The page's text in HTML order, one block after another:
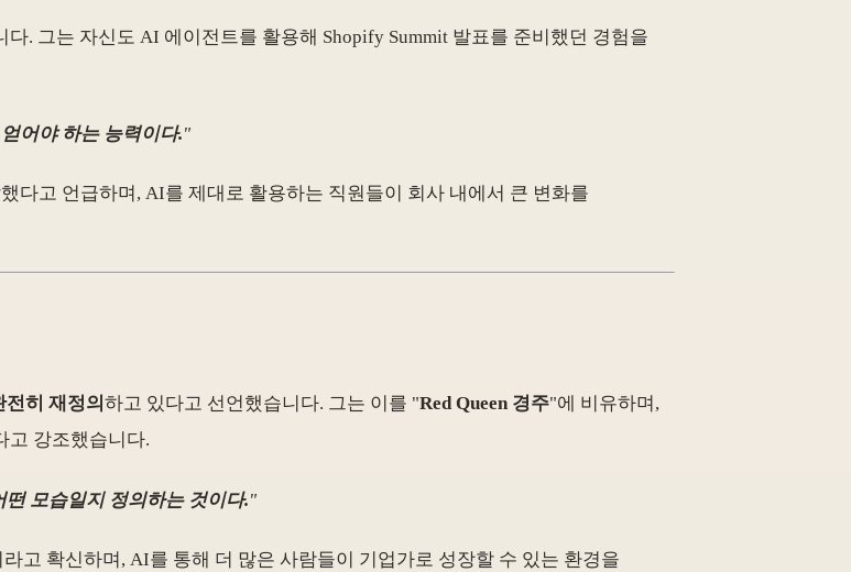
. 그는 자신도 AI 에이전트를 활용해 Shopify Summit 발표를 준비했던 경험을
어야 하는 능력이다."
다고 언급하며, AI를 제대로 활용하는 직원들이 회사 내에서 큰 변화를
히 재정의 하고 있다고 선언했습니다. 그는 이를 "Red Queen 경주"에 비유하며,
고 강조했습니다.
모습일지 정의하는 것이다."
고 확신하며, AI를 통해 더 많은 사람들이 기업가로 성장할 수 있는 환경을